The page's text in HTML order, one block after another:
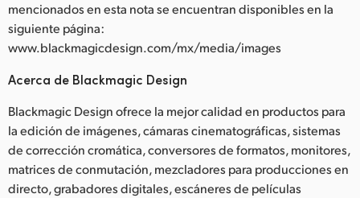
mencionados en esta nota se encuentran disponibles en la
siguiente página:
www.blackmagicdesign.com/mx/media/images
Acerca de Blackmagic Design
Blackmagic Design ofrece la mejor calidad en productos para
la edición de imágenes, cámaras cinematográficas, sistemas
de corrección cromática, conversores de formatos, monitores,
matrices de conmutación, mezcladores para producciones en
directo, grabadores digitales, escáneres de películas